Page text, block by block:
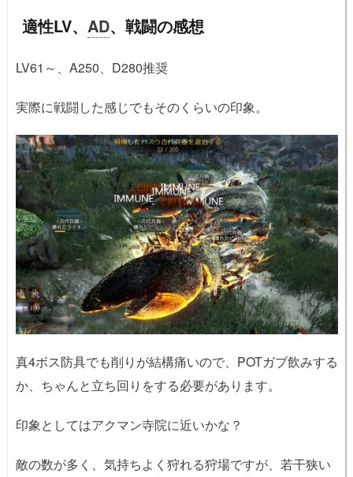
適性LV、 AD、戦闘の感想
LV61～、A250、D280推奨
実際に戦闘した感じでもそのくらいの印象。
真4ボス防具でも削りが結構痛いので、POTガブ飲みする
か、ちゃんと立ち回りをする必要があります。
印象としてはアクマン寺院に近いかな？
敵の数が多く、気持ちよく狩れる狩場ですが、若干狭い